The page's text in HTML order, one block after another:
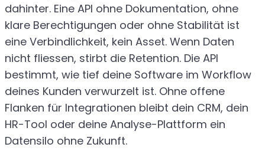
dahinter. Eine API ohne Dokumentation, ohne
klare Berechtigungen oder ohne Stabilität ist
eine Verbindlichkeit, kein Asset. Wenn Daten
nicht fliessen, stirbt die Retention. Die API
bestimmt, wie tief deine Software im Workflow
deines Kunden verwurzelt ist. Ohne offene
Flanken für Integrationen bleibt dein CRM, dein
HR-Tool oder deine Analyse-Plattform ein
Datensilo ohne Zukunft.